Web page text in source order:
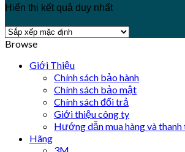
Hiển thị kết quả duy nhất
Browse
Giới Thiệu
Chính sách bảo hành
Chính sách bảo mật
Chính sách đổi trả
Giới thiệu công ty
Hướng dẫn mua hàng và thanh
Hãng